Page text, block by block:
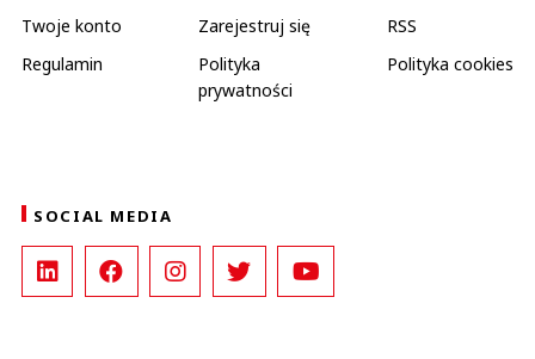
Twoje konto
Zarejestruj się
RSS
Regulamin
Polityka
prywatności
Polityka cookies
SOCIAL MEDIA